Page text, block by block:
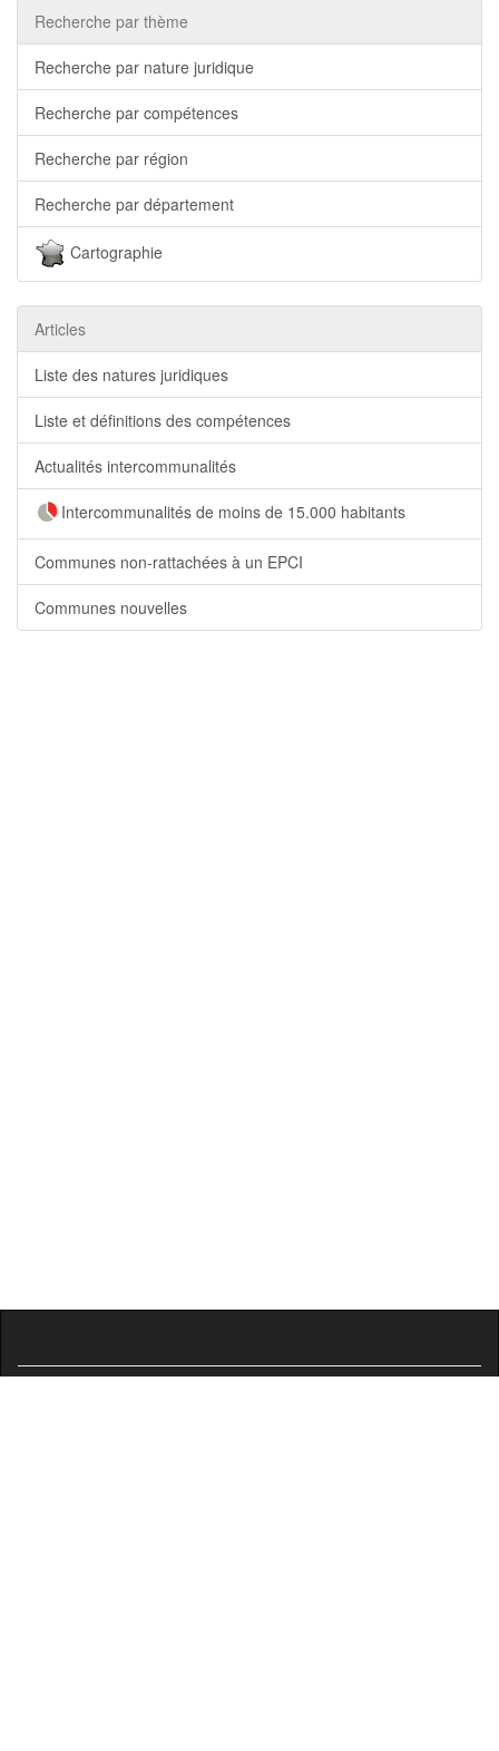
Recherche par thème
Recherche par nature juridique
Recherche par compétences
Recherche par région
Recherche par département
Cartographie
Articles
Liste des natures juridiques
Liste et définitions des compétences
Actualités intercommunalités
Intercommunalités de moins de 15.000 habitants
Communes non-rattachées à un EPCI
Communes nouvelles